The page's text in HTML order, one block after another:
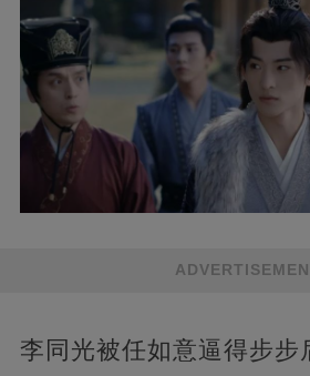
李同光被任如意逼得步步